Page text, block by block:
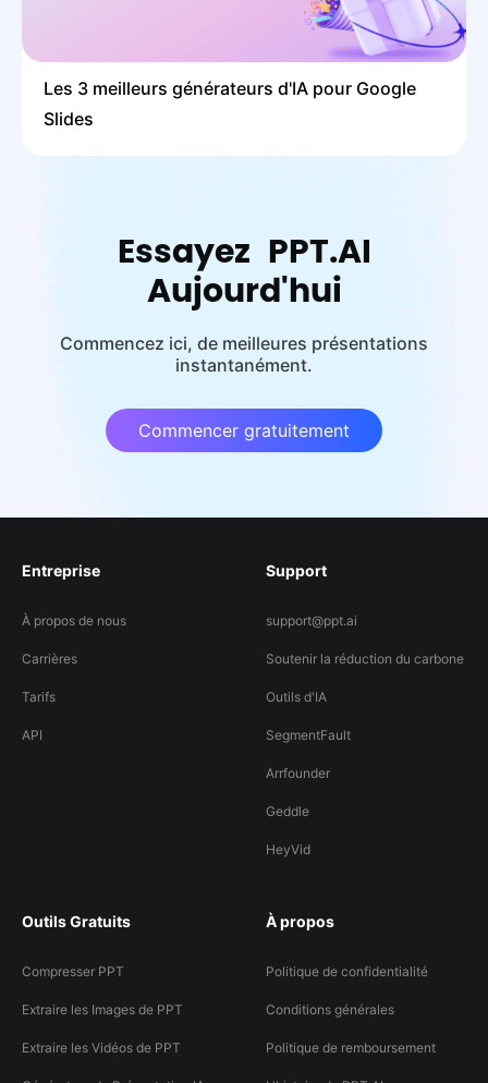
Les 3 meilleurs générateurs d'IA pour Google
Slides
Essayez PPT.AI
Aujourd'hui
Commencez ici, de meilleures présentations
instantanément.
Commencer gratuitement
Entreprise
À propos de nous
Carrières
Tarifs
API
Support
support@ppt.ai
Soutenir la réduction du carbone
Outils d'IA
SegmentFault
Arrfounder
Geddle
HeyVid
Outils Gratuits
Compresser PPT
Extraire les Images de PPT
Extraire les Vidéos de PPT
À propos
Politique de confidentialité
Conditions générales
Politique de remboursement